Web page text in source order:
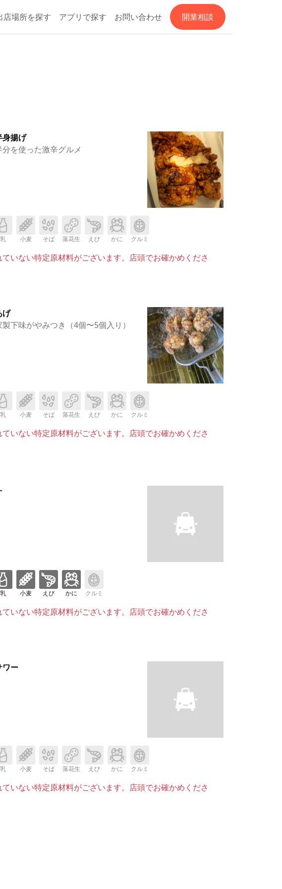
店場所を探す アプリで探す お問い合わせ 開業相談
身揚げ
を使った激辛グルメ
乳 小麦 そば 落花生 えび かに クルミ
いない特定原材料がございます。店頭でお確かめくださ
げ
下味がやみつき（4個〜5個入り）
乳 小麦 そば 落花生 えび かに クルミ
いない特定原材料がございます。店頭でお確かめくださ
乳 小麦 えび かに クルミ
いない特定原材料がございます。店頭でお確かめくださ
ワー
乳 小麦 そば 落花生 えび かに クルミ
いない特定原材料がございます。店頭でお確かめくださ